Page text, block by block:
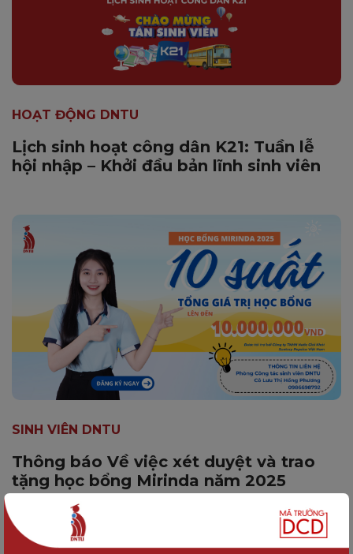
HOẠT ĐỘNG DNTU
Lịch sinh hoạt công dân K21: Tuần lễ
hội nhập – Khởi đầu bản lĩnh sinh viên
SINH VIÊN DNTU
Thông báo Về việc xét duyệt và trao
tặng học bổng Mirinda năm 2025